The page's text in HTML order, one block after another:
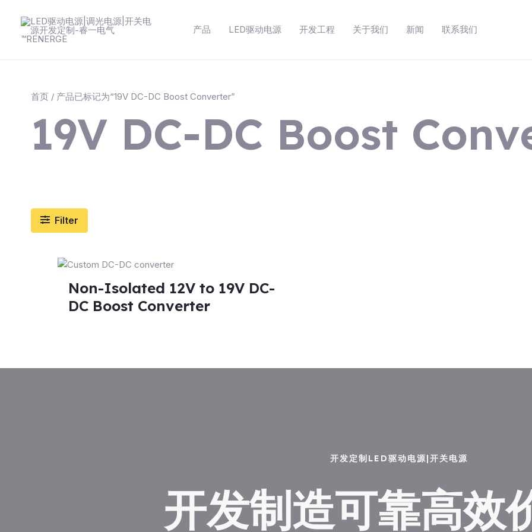
产品 LED驱动电源 开发工程 关于我们 新闻 联系我们
首页 / 产品已标记为“19V DC-DC Boost Converter”
19V DC-DC Boost
Filter
Non-Isolated 12V to 19V DC-
DC Boost Converter
开发定制LED驱动电源|开关电源
开发制造可靠高效